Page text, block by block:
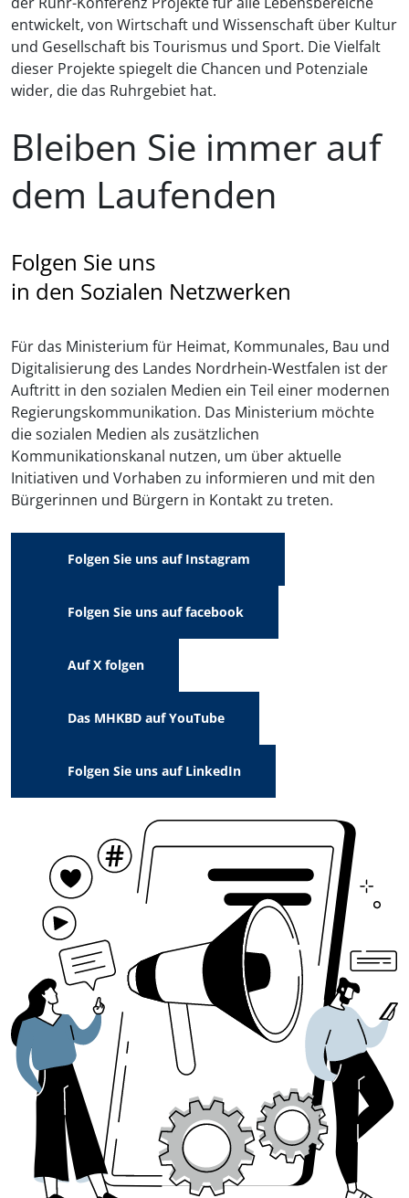
entwickelt, von Wirtschaft und Wissenschaft über Kultur
und Gesellschaft bis Tourismus und Sport. Die Vielfalt
dieser Projekte spiegelt die Chancen und Potenziale
wider, die das Ruhrgebiet hat.
Bleiben Sie immer auf
dem Laufenden
Folgen Sie uns
in den Sozialen Netzwerken
Für das Ministerium für Heimat, Kommunales, Bau und
Digitalisierung des Landes Nordrhein-Westfalen ist der
Auftritt in den sozialen Medien ein Teil einer modernen
Regierungskommunikation. Das Ministerium möchte
die sozialen Medien als zusätzlichen
Kommunikationskanal nutzen, um über aktuelle
Initiativen und Vorhaben zu informieren und mit den
Bürgerinnen und Bürgern in Kontakt zu treten.
Folgen Sie uns auf Instagram
Folgen Sie uns auf facebook
Auf X folgen
Das MHKBD auf YouTube
Folgen Sie uns auf LinkedIn